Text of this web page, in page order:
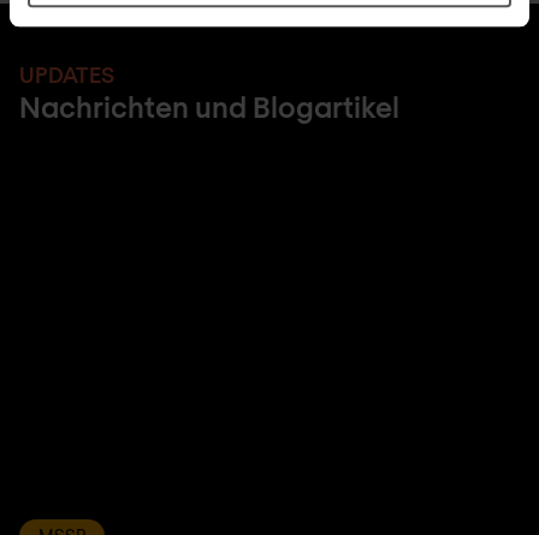
UPDATES
Nachrichten und Blogartikel